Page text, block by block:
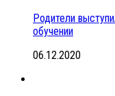
Родители
обучении
06.12.2020